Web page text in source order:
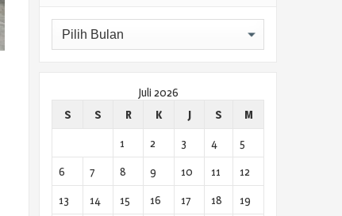
Arsip
Juli 2026
S
S R K J S M
1 2 3 4 5
6 7 8 9 10 11 12
13 14 15 16 17 18 19